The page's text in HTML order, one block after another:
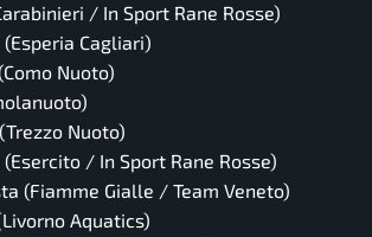
/ In Sport Rane Rosse)
Cagliari)
Nuoto)
Nuoto)
/ In Sport Rane Rosse)
(Fiamme Gialle / Team Veneto)
Aquatics)